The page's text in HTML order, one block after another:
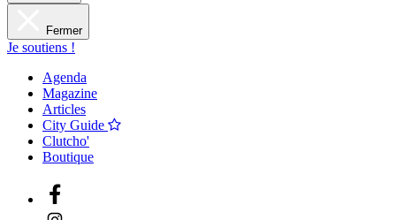
Fermer
Je soutiens !
Agenda
Magazine
Articles
City Guide
Clutcho'
Boutique